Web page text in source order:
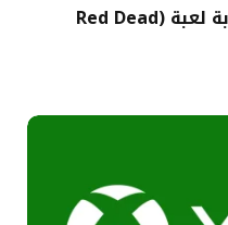
إعدادان بسيطان يغيران تجربة لعبة (Red Dead